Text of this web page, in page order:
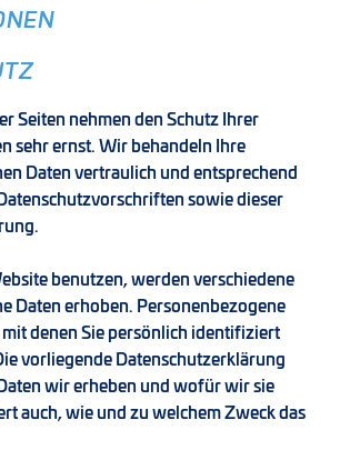
Seiten nehmen den Schutz Ihrer
sehr ernst. Wir behandeln Ihre
Daten vertraulich und entsprechend
sowie dieser
benutzen, werden verschiedene
Daten erhoben. Personenbezogene
mit denen Sie persönlich identifiziert
vorliegende Datenschutzerklärung
wir erheben und wofür wir sie
auch, wie und zu welchem Zweck das